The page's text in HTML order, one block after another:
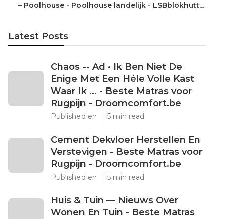
– Poolhouse - Poolhouse landelijk - LSBblokhutt...
Latest Posts
Chaos -- Ad • Ik Ben Niet De
Enige Met Een Héle Volle Kast
Waar Ik ... - Beste Matras voor
Rugpijn - Droomcomfort.be
Published en 5 min read
Cement Dekvloer Herstellen En
Verstevigen - Beste Matras voor
Rugpijn - Droomcomfort.be
Published en 5 min read
Huis & Tuin — Nieuws Over
Wonen En Tuin - Beste Matras